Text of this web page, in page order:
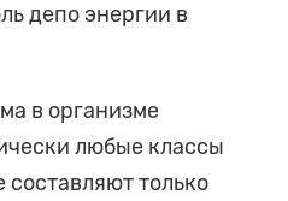
депо энергии в
в организме
любые классы
только